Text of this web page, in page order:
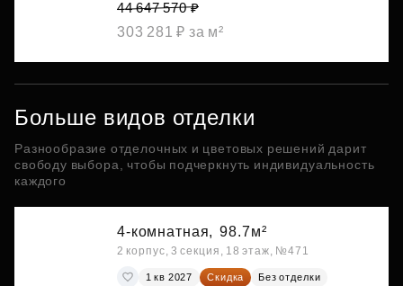
44 647 570 ₽
303 281 ₽ за м²
Больше видов отделки
Разнообразие отделочных и цветовых решений дарит
свободу выбора, чтобы подчеркнуть индивидуальность
каждого
4-комнатная, 98.7м²
2 корпус, 3 секция, 18 этаж, №471
1 кв 2027 Скидка
Без отделки